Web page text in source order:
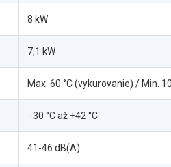
8 kW
7,1 kW
Max. 60 °C (vykurovanie) / Min.
−30 °C až +42 °C
41-46 dB(A)